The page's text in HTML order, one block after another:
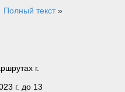
Полный текст»
г.
г. до 13